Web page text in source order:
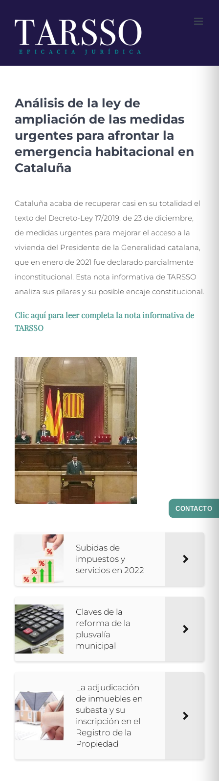
Análisis de la ley de
ampliación de las medidas
urgentes para afrontar la
emergencia habitacional en
Cataluña
Cataluña acaba de recuperar casi en su totalidad el
texto del Decreto-Ley 17/2019, de 23 de diciembre,
de medidas urgentes para mejorar el acceso a la
vivienda del Presidente de la Generalidad catalana,
que en enero de 2021 fue declarado parcialmente
inconstitucional. Esta nota informativa de TARSSO
analiza sus pilares y su posible encaje constitucional.
Clic aquí para leer completa la nota informativa de
TARSSO
Subidas de
impuestos y
servicios en 2022
Claves de la
reforma de la
plusvalía
municipal
La adjudicación
de inmuebles en
subasta y su
inscripción en el
Registro de la
Propiedad
CONTACTO